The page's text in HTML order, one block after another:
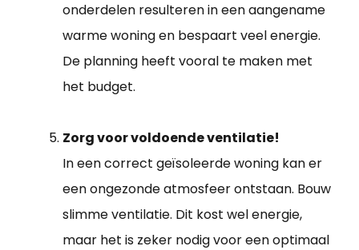
onderdelen resulteren in een aangename
warme woning en bespaart veel energie.
De planning heeft vooral te maken met
het budget.
Zorg voor voldoende ventilatie!
In een correct geïsoleerde woning kan er
een ongezonde atmosfeer ontstaan. Bouw
slimme ventilatie. Dit kost wel energie,
maar het is zeker nodig voor een optimaal